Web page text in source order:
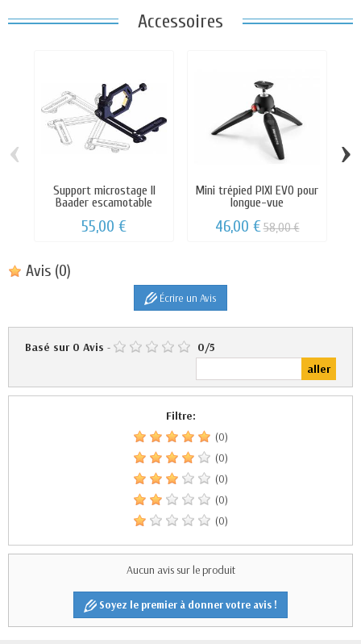
Accessoires
Support microstage II
Baader escamotable
55,00 €
Mini trépied PIXI EVO pour
longue-vue
46,00 €58,00 €
‹ ›
Avis (0)
Écrire un Avis
Basé sur 0 Avis - 0/5
Filtre:
(0)
(0)
(0)
(0)
(0)
Aucun avis sur le produit
Soyez le premier à donner votre avis !